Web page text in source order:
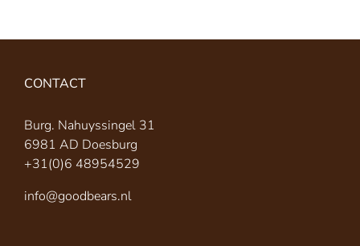
CONTACT
Burg. Nahuyssingel 31
6981 AD Doesburg
+31(0)6 48954529
info@goodbears.nl